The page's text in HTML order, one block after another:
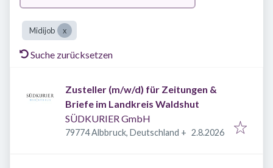
Midijob
Suche zurücksetzen
Zusteller (m/w/d) für Zeitungen &
Briefe im Landkreis Waldshut
SÜDKURIER GmbH
79774 Albbruck, Deutschland + Veröffentlicht
2.8.2026